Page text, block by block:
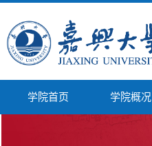
学院首页 学院概况